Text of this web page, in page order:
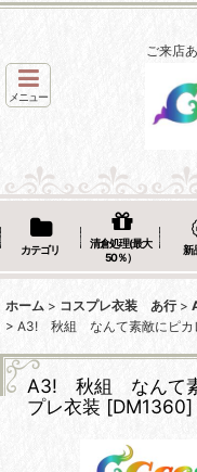
ご来店
メニュー
カテゴリ
清倉処理(最大
50％）
新
ホーム > コスプレ衣装 あ行 >
> A3! 秋組 なんて素敵にピカ
A3! 秋組 なんて素
プレ衣装 [DM1360]